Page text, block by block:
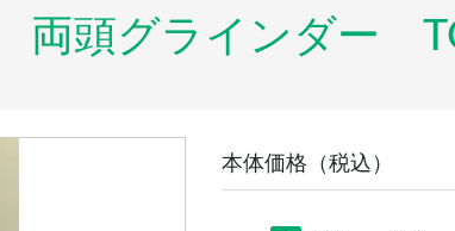
両頭グラインダー
本体価格（税込）